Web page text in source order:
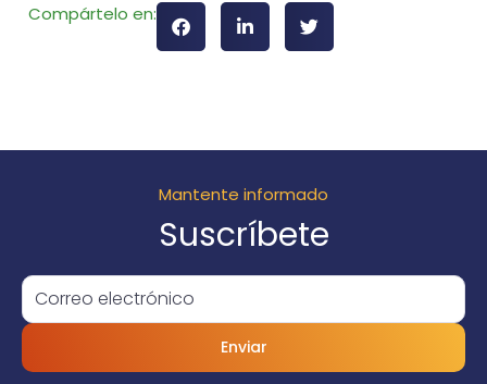
Compártelo en:
Mantente informado
Suscríbete
Enviar